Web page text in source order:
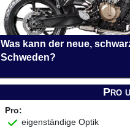
Was kann der neue,
Schweden?
Pro
Pro:
eigenständige Optik